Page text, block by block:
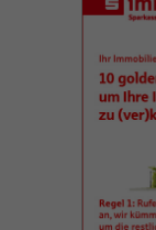
Alle
Essenzielle Cookies
einwandfreie